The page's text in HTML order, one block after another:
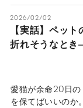
を紐解きます。悲
を向いて生きるた
2026/02/02
【実話】ペッ
折れそうなと
愛猫が余命20日
を保てばいいのか